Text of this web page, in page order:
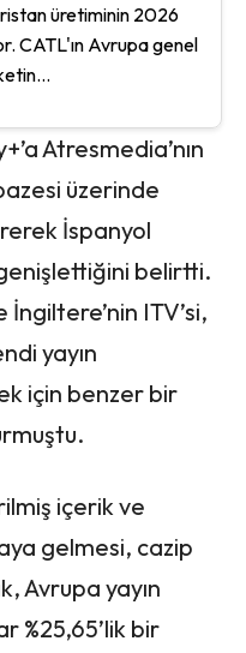
üretiminin 2026
CATL'ın Avrupa genel
Atresmedia’nın
üzerinde
İspanyol
belirtti.
ITV’si,
yayın
için benzer bir
içerik ve
gelmesi, cazip
Avrupa yayın
%25,65’lik bir